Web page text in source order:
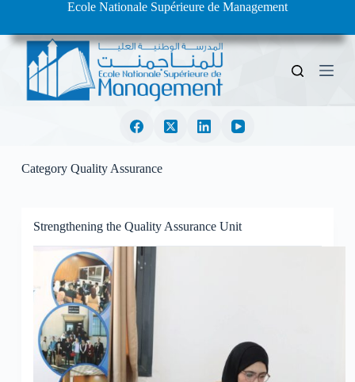
i
n
Ecole Nationale Supérieure de Management
CategoryQuality Assurance
Strengthening the Quality Assurance Unit